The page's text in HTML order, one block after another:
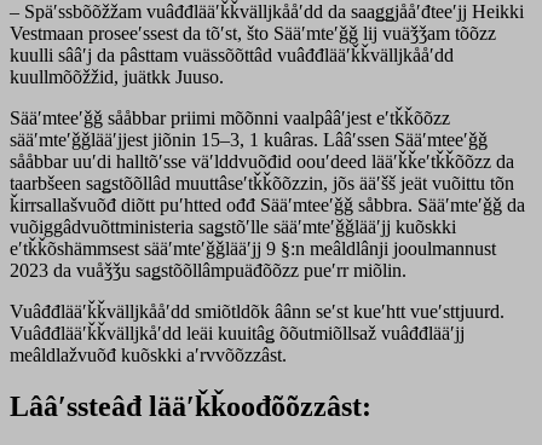
– Späʹssbõõžžam vuâđđlääʹǩǩvälljkååʹdd da saaǥǥjååʹđteeʹjj Heikki
Vestmaan proseeʹssest da tõʹst, što Sääʹmteʹǧǧ lij vuäǯǯam tõõzz
kuulli sââʹj da pâsttam vuässõõttâd vuâđđlääʹǩǩvälljkååʹdd
kuullmõõžžid, juätkk Juuso.
Sääʹmteeʹǧǧ sååbbar priimi mõõnni vaalpââʹjest eʹtǩǩõõzz
sääʹmteʹǧǧlääʹjjest jiõnin 15–3, 1 kuâras. Lââʹssen Sääʹmteeʹǧǧ
sååbbar uuʹdi halltõʹsse väʹlddvuõđid oouʹdeed lääʹǩǩeʹtǩǩõõzz da
taarbšeen saǥstõõllâd muuttâseʹtǩǩõõzzin, jõs ääʹšš jeät vuõittu tõn
ǩirrsallašvuõđ diõtt puʹhtted ođđ Sääʹmteeʹǧǧ såbbra. Sääʹmteʹǧǧ da
vuõiggâdvuõttministeria saǥstõʹlle sääʹmteʹǧǧlääʹjj kuõskki
eʹtǩǩõshämmsest sääʹmteʹǧǧlääʹjj 9 §:n meâldlânji jooulmannust
2023 da vuåǯǯu saǥstõõllâmpuäđõõzz pueʹrr miõlin.
Vuâđđlääʹǩǩvälljkååʹdd smiõtldõk âânn seʹst kueʹhtt vueʹsttjuurd.
Vuâđđlääʹǩǩvälljkåʹdd leäi kuuitâǥ õõutmiõllsaž vuâđđlääʹjj
meâldlažvuõđ kuõskki aʹrvvõõzzâst.
Lââʹssteâđ lääʹǩǩoođõõzzâst: